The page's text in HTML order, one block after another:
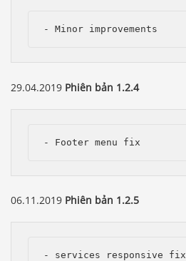
- Minor improvements
29.04.2019 Phiên bản 1.2.4
- Footer menu fix
06.11.2019 Phiên bản 1.2.5
- services responsive fix